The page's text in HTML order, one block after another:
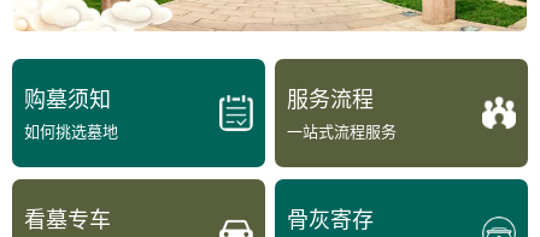
购墓须知
如何挑选墓地
服务流程
一站式流程服务
看墓专车 骨灰寄存